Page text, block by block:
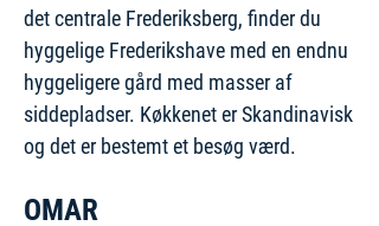
det centrale Frederiksberg, finder du
hyggelige Frederikshave med en endnu
hyggeligere gård med masser af
siddepladser. Køkkenet er Skandinavisk
og det er bestemt et besøg værd.
OMAR